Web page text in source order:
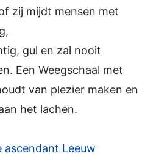
zij mijdt mensen met
gul en zal nooit
Een Weegschaal met
van plezier maken en
het lachen.
ascendant Leeuw